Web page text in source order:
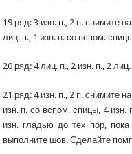
19 ряд: 3 изн. п., 2 п. снимите
лиц. п., 1 изн. п. со вспом.
20 ряд: 4 лиц. п., 2 изн. п., 2
21 ряд: 4 изн. п., 2 п. снимите
изн. п. со вспом. спицы, 4
изн. гладью до тех пор,
выполните шов. Сделайте